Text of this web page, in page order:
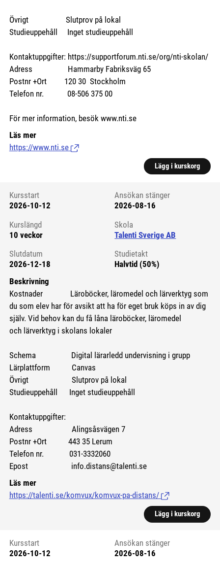
Övrigt Slutprov på lokal
Studieuppehåll Inget studieuppehåll
Kontaktuppgifter: https://supportforum.nti.se/org/nti-skolan/
Adress Hammarby Fabriksväg 65
Postnr +Ort 120 30 Stockholm
Telefon nr. 08-506 375 00
För mer information, besök www.nti.se
Läs mer
https://www.nti.se (Länk till extern sida.)
Lägg i kurskorg
Kursstart 6208701
Kursstart
2026-10-12
Ansökan stänger
2026-08-16
Kurslängd
10 veckor
Skola
Talenti Sverige AB
Slutdatum
2026-12-18
Studietakt
Halvtid (50%)
Beskrivning
Kostnader Läroböcker, läromedel och lärverktyg som
du som elev har för avsikt att ha för eget bruk köps in av dig
själv. Vid behov kan du få låna läroböcker, läromedel
och lärverktyg i skolans lokaler
Schema Digital lärarledd undervisning i grupp
Lärplattform Canvas
Övrigt Slutprov på lokal
Studieuppehåll Inget studieuppehåll
Kontaktuppgifter:
Adress Alingsåsvägen 7
Postnr +Ort 443 35 Lerum
Telefon nr. 031-3332060
Epost info.distans@talenti.se
Läs mer
https://talenti.se/komvux/komvux-pa-distans/ (Länk till extern
Lägg i kurskorg
Kursstart 6208497
Kursstart
2026-10-12
Ansökan stänger
2026-08-16